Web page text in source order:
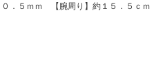
．５ｍｍ 【腕周り】約１５．５ｃｍ